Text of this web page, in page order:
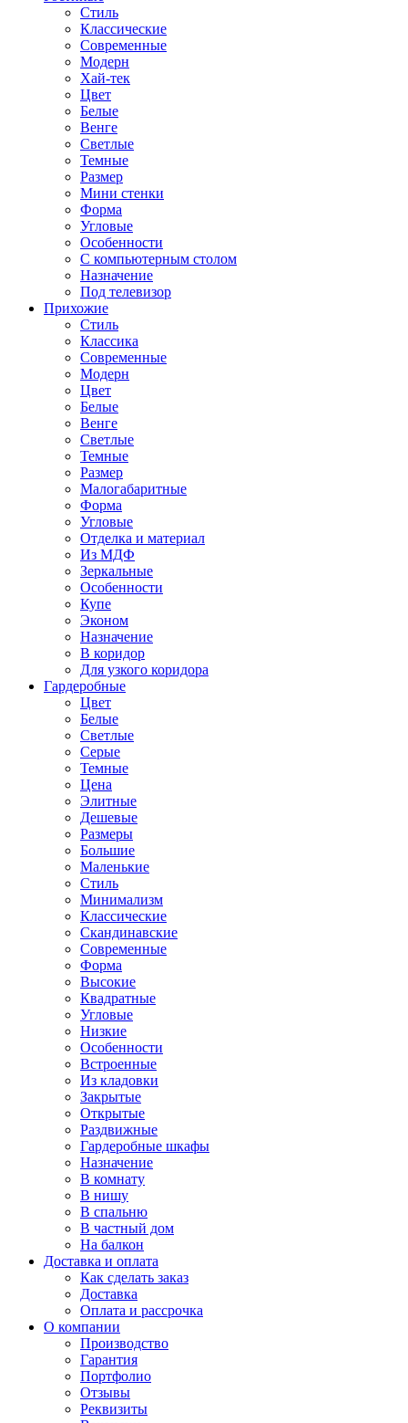
Стиль
Классические
Современные
Модерн
Хай-тек
Цвет
Белые
Венге
Светлые
Темные
Размер
Мини стенки
Форма
Угловые
Особенности
С компьютерным столом
Назначение
Под телевизор
Прихожие
Стиль
Классика
Современные
Модерн
Цвет
Белые
Венге
Светлые
Темные
Размер
Малогабаритные
Форма
Угловые
Отделка и материал
Из МДФ
Зеркальные
Особенности
Купе
Эконом
Назначение
В коридор
Для узкого коридора
Гардеробные
Цвет
Белые
Светлые
Серые
Темные
Цена
Элитные
Дешевые
Размеры
Большие
Маленькие
Стиль
Минимализм
Классические
Скандинавские
Современные
Форма
Высокие
Квадратные
Угловые
Низкие
Особенности
Встроенные
Из кладовки
Закрытые
Открытые
Раздвижные
Гардеробные шкафы
Назначение
В комнату
В нишу
В спальню
В частный дом
На балкон
Доставка и оплата
Как сделать заказ
Доставка
Оплата и рассрочка
О компании
Производство
Гарантия
Портфолио
Отзывы
Реквизиты